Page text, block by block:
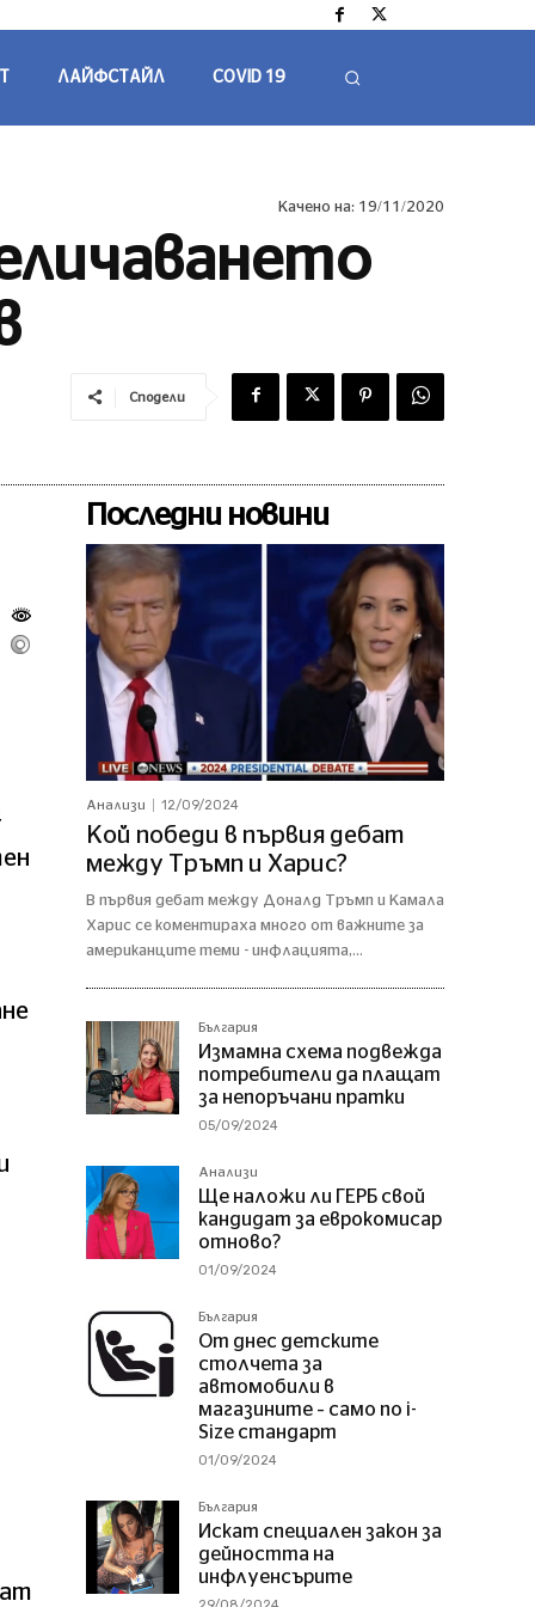
ЛАЙФСТАЙЛ COVID 19
Качено на: 19/11/2020
Сподели
Последни новини
Анализи 12/09/2024
Кой победи в първия дебат
между Тръмп и Харис?
В първия дебат между Доналд Тръмп и Камала
Харис се коментираха много от важните за
американците теми - инфлацията,...
България
Измамна схема подвежда
потребители да плащат
за непоръчани пратки
05/09/2024
Анализи
Ще наложи ли ГЕРБ свой
кандидат за еврокомисар
отново?
01/09/2024
България
От днес детските
столчета за
автомобили в
магазините – само по i-
Size стандарт
01/09/2024
България
Искат специален закон за
дейността на
инфлуенсърите